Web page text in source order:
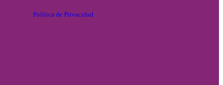
Política de Privacidad